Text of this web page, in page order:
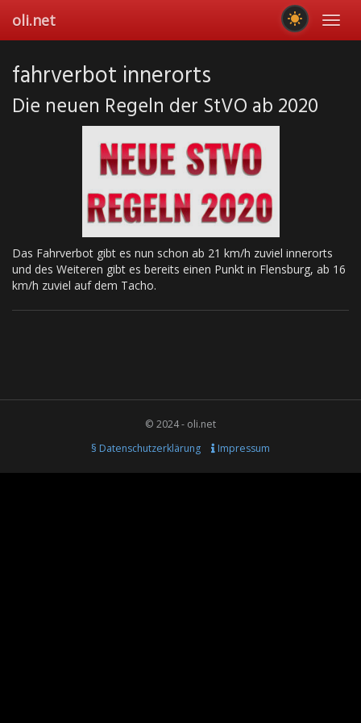
main
oli.net
fahrverbot innerorts
Die neuen Regeln der StVO ab 2020
Das Fahrverbot gibt es nun schon ab 21 km/h zuviel innerorts
und des Weiteren gibt es bereits einen Punkt in Flensburg, ab 16
km/h zuviel auf dem Tacho.
© 2024 - oli.net
§ Datenschutzerklärung
Impressum